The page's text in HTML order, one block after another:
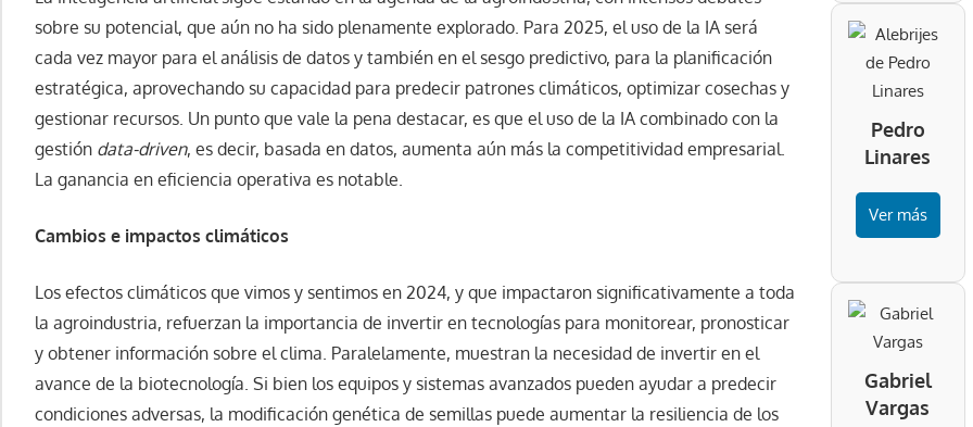
sobre su potencial, que aún no ha sido plenamente explorado. Para 2025, el uso de la IA será
cada vez mayor para el análisis de datos y también en el sesgo predictivo, para la planificación
estratégica, aprovechando su capacidad para predecir patrones climáticos, optimizar cosechas y
gestionar recursos. Un punto que vale la pena destacar, es que el uso de la IA combinado con la
gestión data-driven, es decir, basada en datos, aumenta aún más la competitividad empresarial.
La ganancia en eficiencia operativa es notable.
Cambios e impactos climáticos
Los efectos climáticos que vimos y sentimos en 2024, y que impactaron significativamente a toda
la agroindustria, refuerzan la importancia de invertir en tecnologías para monitorear, pronosticar
y obtener información sobre el clima. Paralelamente, muestran la necesidad de invertir en el
avance de la biotecnología. Si bien los equipos y sistemas avanzados pueden ayudar a predecir
condiciones adversas, la modificación genética de semillas puede aumentar la resiliencia de los
Pedro
Linares
Ver más
Gabriel
Vargas